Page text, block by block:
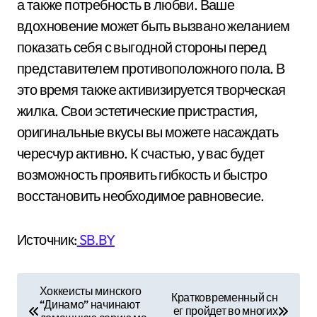
а также потребность в любви. Ваше
вдохновение может быть вызвано желанием
показать себя с выгодной стороны перед
представителем противоположного пола. В
это время также активизируется творческая
жилка. Свои эстетические пристрастия,
оригинальные вкусы вы можете насаждать
чересчур активно. К счастью, у вас будет
возможность проявить гибкость и быстро
восстановить необходимое равновесие.
Источник:SB.BY
Хоккеисты минского
“Динамо” начинают
Кратковременный сн
ег пройдет во многих